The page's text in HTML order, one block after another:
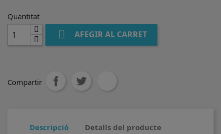
Quantitat
 AFEGIR AL CARRET
Compartir
Descripció Detalls del producte